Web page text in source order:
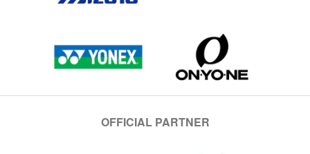
OFFICIAL PARTNER